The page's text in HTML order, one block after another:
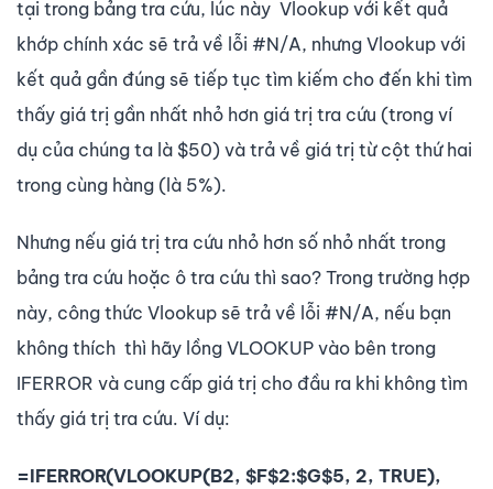
tại trong bảng tra cứu, lúc này Vlookup với kết quả
khớp chính xác sẽ trả về lỗi #N/A, nhưng Vlookup với
kết quả gần đúng sẽ tiếp tục tìm kiếm cho đến khi tìm
thấy giá trị gần nhất nhỏ hơn giá trị tra cứu (trong ví
dụ của chúng ta là $50) và trả về giá trị từ cột thứ hai
trong cùng hàng (là 5%).
Nhưng nếu giá trị tra cứu nhỏ hơn số nhỏ nhất trong
bảng tra cứu hoặc ô tra cứu thì sao? Trong trường hợp
này, công thức Vlookup sẽ trả về lỗi #N/A, nếu bạn
không thích thì hãy lồng VLOOKUP vào bên trong
IFERROR và cung cấp giá trị cho đầu ra khi không tìm
thấy giá trị tra cứu. Ví dụ:
=IFERROR(VLOOKUP(B2, $F$2:$G$5, 2, TRUE),